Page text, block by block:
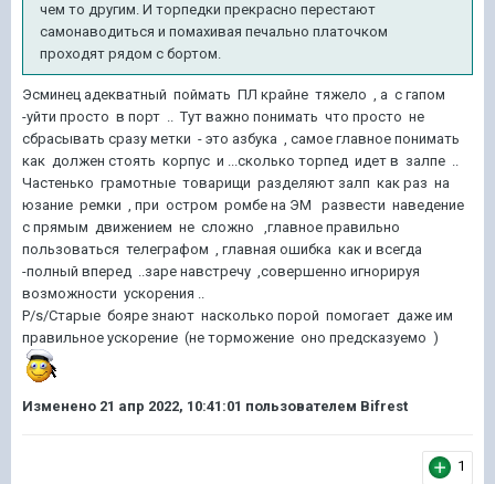
чем то другим. И торпедки прекрасно перестают
самонаводиться и помахивая печально платочком
проходят рядом с бортом.
Эсминец адекватный поймать ПЛ крайне тяжело , а с гапом
-уйти просто в порт .. Тут важно понимать что просто не
сбрасывать сразу метки - это азбука , самое главное понимать
как должен стоять корпус и ...сколько торпед идет в залпе ..
Частенько грамотные товарищи разделяют залп как раз на
юзание ремки , при остром ромбе на ЭМ развести наведение
с прямым движением не сложно ,главное правильно
пользоваться телеграфом , главная ошибка как и всегда
-полный вперед ..заре навстречу ,совершенно игнорируя
возможности ускорения ..
P/s/Старые бояре знают насколько порой помогает даже им
правильное ускорение (не торможение оно предсказуемо )
Изменено 21 апр 2022, 10:41:01 пользователем Bifrest
1